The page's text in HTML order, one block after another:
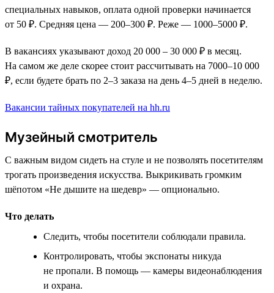
специальных навыков, оплата одной проверки начинается
от 50 ₽. Средняя цена — 200–300 ₽. Реже — 1000–5000 ₽.
В вакансиях указывают доход 20 000 – 30 000 ₽ в месяц.
На самом же деле скорее стоит рассчитывать на 7000–10 000
₽, если будете брать по 2–3 заказа на день 4–5 дней в неделю.
Вакансии тайных покупателей на hh.ru
Музейный смотритель
С важным видом сидеть на стуле и не позволять посетителям
трогать произведения искусства. Выкрикивать громким
шёпотом «Не дышите на шедевр» — опционально.
Что делать
Следить, чтобы посетители соблюдали правила.
Контролировать, чтобы экспонаты никуда
не пропали. В помощь — камеры видеонаблюдения
и охрана.